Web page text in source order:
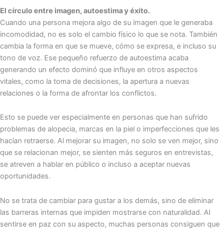
El círculo entre imagen, autoestima y éxito.
Cuando una persona mejora algo de su imagen que le generaba
incomodidad, no es solo el cambio físico lo que se nota. También
cambia la forma en que se mueve, cómo se expresa, e incluso su
tono de voz. Ese pequeño refuerzo de autoestima acaba
generando un efecto dominó que influye en otros aspectos
vitales, como la toma de decisiones, la apertura a nuevas
relaciones o la forma de afrontar los conflictos.
Esto se puede ver especialmente en personas que han sufrido
problemas de alopecia, marcas en la piel o imperfecciones que les
hacían retraerse. Al mejorar su imagen, no solo se ven mejor, sino
que se relacionan mejor, se sienten más seguros en entrevistas,
se atreven a hablar en público o incluso a aceptar nuevas
oportunidades.
No se trata de cambiar para gustar a los demás, sino de eliminar
las barreras internas que impiden mostrarse con naturalidad. Al
sentirse en paz con su aspecto, muchas personas consiguen que